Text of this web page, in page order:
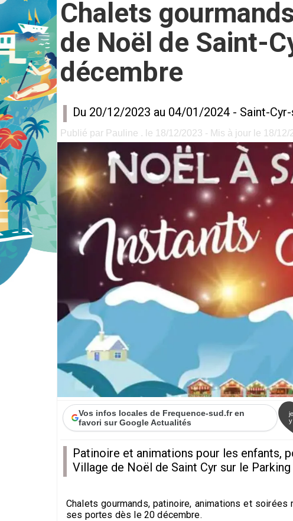
Chalets
de Noël de Saint-
décembre
Du 20/12/2023 au 04/01/2024 - Saint-
Publié par Pauline . le 18/12/2023 - Mis à jour le 18/12/
Vos infos locales de Frequence-sud.fr en
favori sur Google Actualités
y
Patinoire et animations pour les enfants,
Village de Noël de Saint Cyr sur le
Chalets gourmands, patinoire, animations et
ses portes dès le 20 décembre.